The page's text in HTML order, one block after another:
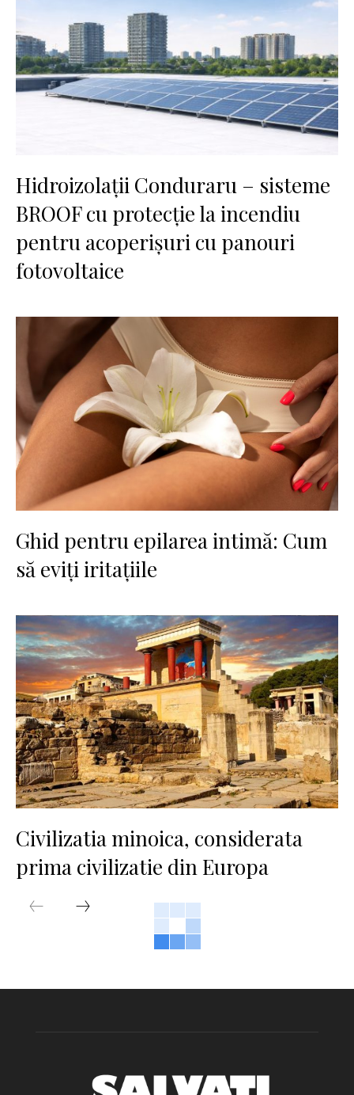
Hidroizolații Conduraru – sisteme
BROOF cu protecție la incendiu
pentru acoperișuri cu panouri
fotovoltaice
Ghid pentru epilarea intimă: Cum
să eviți iritațiile
Civilizatia minoica, considerata
prima civilizatie din Europa